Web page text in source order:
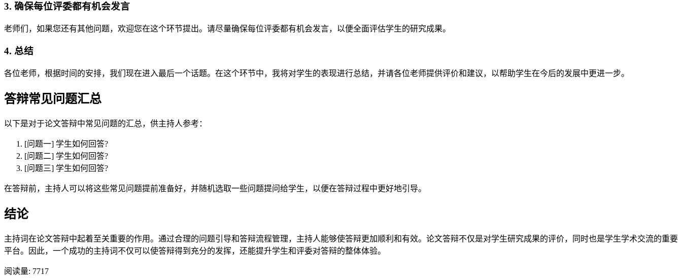
3. 确保每位评委都有机会发言
老师们，如果您还有其他问题，欢迎您在这个环节提出。请尽量确保每位评委都有机会发言，以便全面评估学生的研究成果。
4. 总结
各位老师，根据时间的安排，我们现在进入最后一个话题。在这个环节中，我将对学生的表现进行总结，并请各位老师提供评价和建议，以帮助学生在今后的发展中更进一步。
答辩常见问题汇总
以下是对于论文答辩中常见问题的汇总，供主持人参考：
[问题一] 学生如何回答?
[问题二] 学生如何回答?
[问题三] 学生如何回答?
在答辩前，主持人可以将这些常见问题提前准备好，并随机选取一些问题提问给学生，以便在答辩过程中更好地引导。
结论
主持词在论文答辩中起着至关重要的作用。通过合理的问题引导和答辩流程管理，主持人能够使答辩更加顺利和有效。论文答辩不仅是对学生研究成果的评价，同时也是学生学术交流的重要
平台。因此，一个成功的主持词不仅可以使答辩得到充分的发挥，还能提升学生和评委对答辩的整体体验。
阅读量: 7717